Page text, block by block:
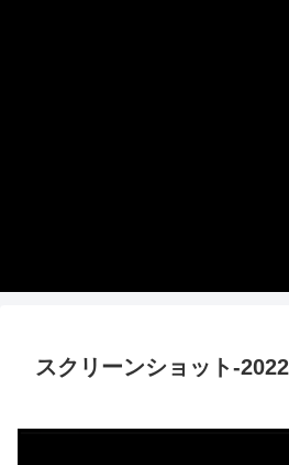
スクリーンショット-